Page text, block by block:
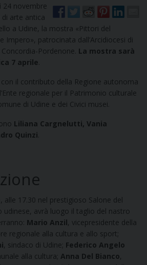
24 novembre
di arte antica
a Udine, la mostra «Pittori del
Impero», patrocinata dall’Arcidiocesi di
Pordenone. La mostra sarà
7 aprile
il contributo della Regione autonoma
regionale per il Patrimonio culturale
di Udine e dei Civici musei.
Liliana Cargnelutti, Vania
Quinzi
, alle 17.30 nel prestigioso Salone del
udinese, avrà luogo il taglio del nastro
Mario Anzil , vicepresidente della
regionale alla cultura e allo sport;
, sindaco di Udine; Federico Angelo
alla cultura; Anna Del Bianco